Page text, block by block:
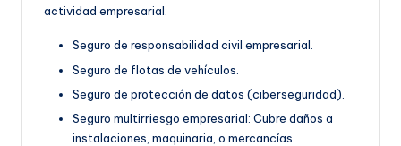
actividad empresarial.
Seguro de responsabilidad civil empresarial.
Seguro de flotas de vehículos.
Seguro de protección de datos (ciberseguridad).
Seguro multirriesgo empresarial: Cubre daños a
instalaciones, maquinaria, o mercancías.